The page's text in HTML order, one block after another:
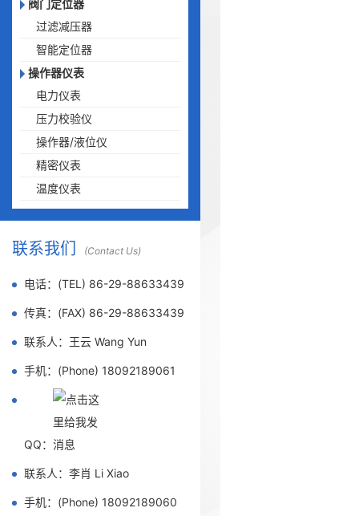
阀门定位器
过滤减压器
智能定位器
操作器仪表
电力仪表
压力校验仪
操作器/液位仪
精密仪表
温度仪表
联系我们 (Contact Us)
电话：(TEL) 86-29-88633439
传真：(FAX) 86-29-88633439
联系人：王云 Wang Yun
手机：(Phone) 18092189061
QQ：
联系人：李肖 Li Xiao
手机：(Phone) 18092189060